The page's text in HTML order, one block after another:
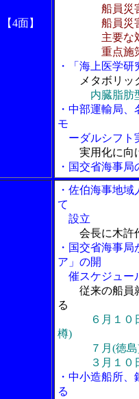
【4面】
船員災
船員災害
主要な
重点施策の
・「海上医学
メタボリ
内臓脂肪
・中部運輸局
モ
ーダルシフト
実用化に向
・国交省海事
・佐伯海事地
て
設立
会長に木許
・国交省海事
ア」の開
催スケジュー
従来の船員
る
６月１０
樽)
７月(徳島)、
３月１０日
・中小造船所
る